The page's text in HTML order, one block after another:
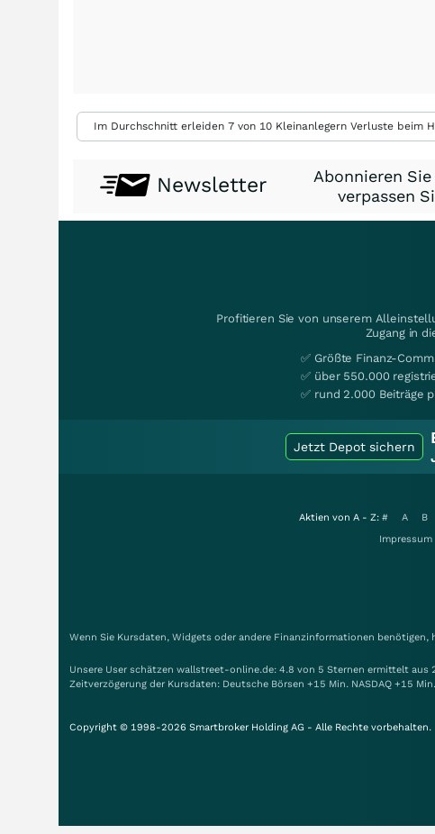
Im Durchschnitt erleiden 7 von 10 Kleinanlegern Verluste
Newsletter
Abonnieren
verpassen
Profitieren Sie von unserem
Zugang in
✅ Größte Finanz-
✅ über 550.000
✅ rund 2.000 Beiträge
Jetzt Depot sichern
Aktien von A - Z: # A B
Impressum
Wenn Sie Kursdaten, Widgets oder andere Finanzinformationen benötigen,
Unsere User schätzen wallstreet-online.de: 4.8 von 5 Sternen ermittelt
Zeitverzögerung der Kursdaten: Deutsche Börsen +15 Min. NASDAQ +15
Copyright © 1998-2026 Smartbroker Holding AG - Alle Rechte vorbehalten.